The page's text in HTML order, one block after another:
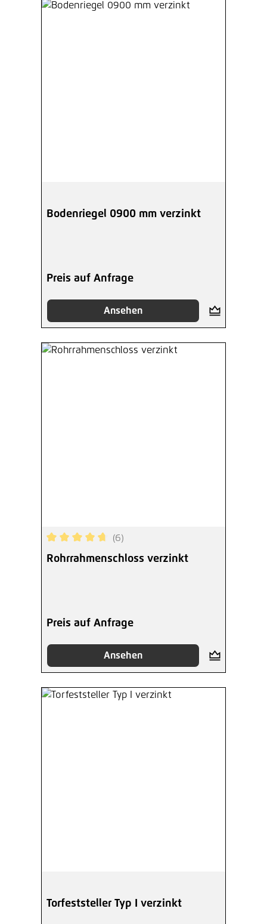
Bodenriegel 0900 mm verzinkt
Preis auf Anfrage
Ansehen
Durchschnittliche Bewertung von 4.67 von 5
(6)
Rohrrahmenschloss verzinkt
Preis auf Anfrage
Ansehen
Torfeststeller Typ I verzinkt